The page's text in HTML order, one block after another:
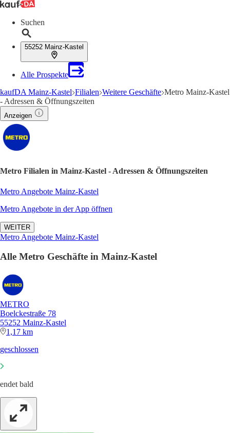
Suchen
55252 Mainz-Kastel
Alle Prospekte
kaufDA Mainz-Kastel Filialen Weitere Geschäfte Metro Mainz-Kastel
- Adressen & Öffnungszeiten
Anzeigen
Metro Filialen in Mainz-Kastel - Adressen & Öffnungszeiten
Metro Angebote Mainz-Kastel
Metro Angebote in der App öffnen
WEITER
Metro Angebote Mainz-Kastel
Alle Metro Geschäfte in Mainz-Kastel
METRO
Boelckestraße 78
55252 Mainz-Kastel
1,17 km
geschlossen
endet bald